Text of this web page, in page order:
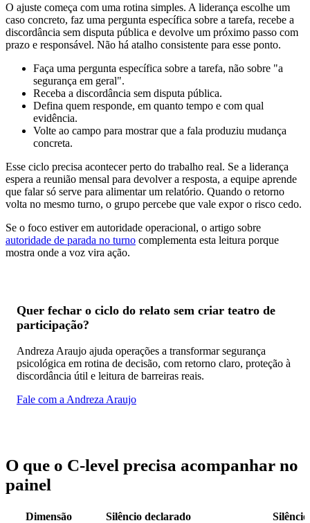
O ajuste começa com uma rotina simples. A liderança escolhe um
caso concreto, faz uma pergunta específica sobre a tarefa, recebe a
discordância sem disputa pública e devolve um próximo passo com
prazo e responsável. Não há atalho consistente para esse ponto.
Faça uma pergunta específica sobre a tarefa, não sobre "a
segurança em geral".
Receba a discordância sem disputa pública.
Defina quem responde, em quanto tempo e com qual
evidência.
Volte ao campo para mostrar que a fala produziu mudança
concreta.
Esse ciclo precisa acontecer perto do trabalho real. Se a liderança
espera a reunião mensal para devolver a resposta, a equipe aprende
que falar só serve para alimentar um relatório. Quando o retorno
volta no mesmo turno, o grupo percebe que vale expor o risco cedo.
Se o foco estiver em autoridade operacional, o artigo sobre
autoridade de parada no turno complementa esta leitura porque
mostra onde a voz vira ação.
Quer fechar o ciclo do relato sem criar teatro de
participação?
Andreza Araujo ajuda operações a transformar segurança
psicológica em rotina de decisão, com retorno claro, proteção à
discordância útil e leitura de barreiras reais.
Fale com a Andreza Araujo
O que o C-level precisa acompanhar no
painel
Dimensão Silêncio declarado